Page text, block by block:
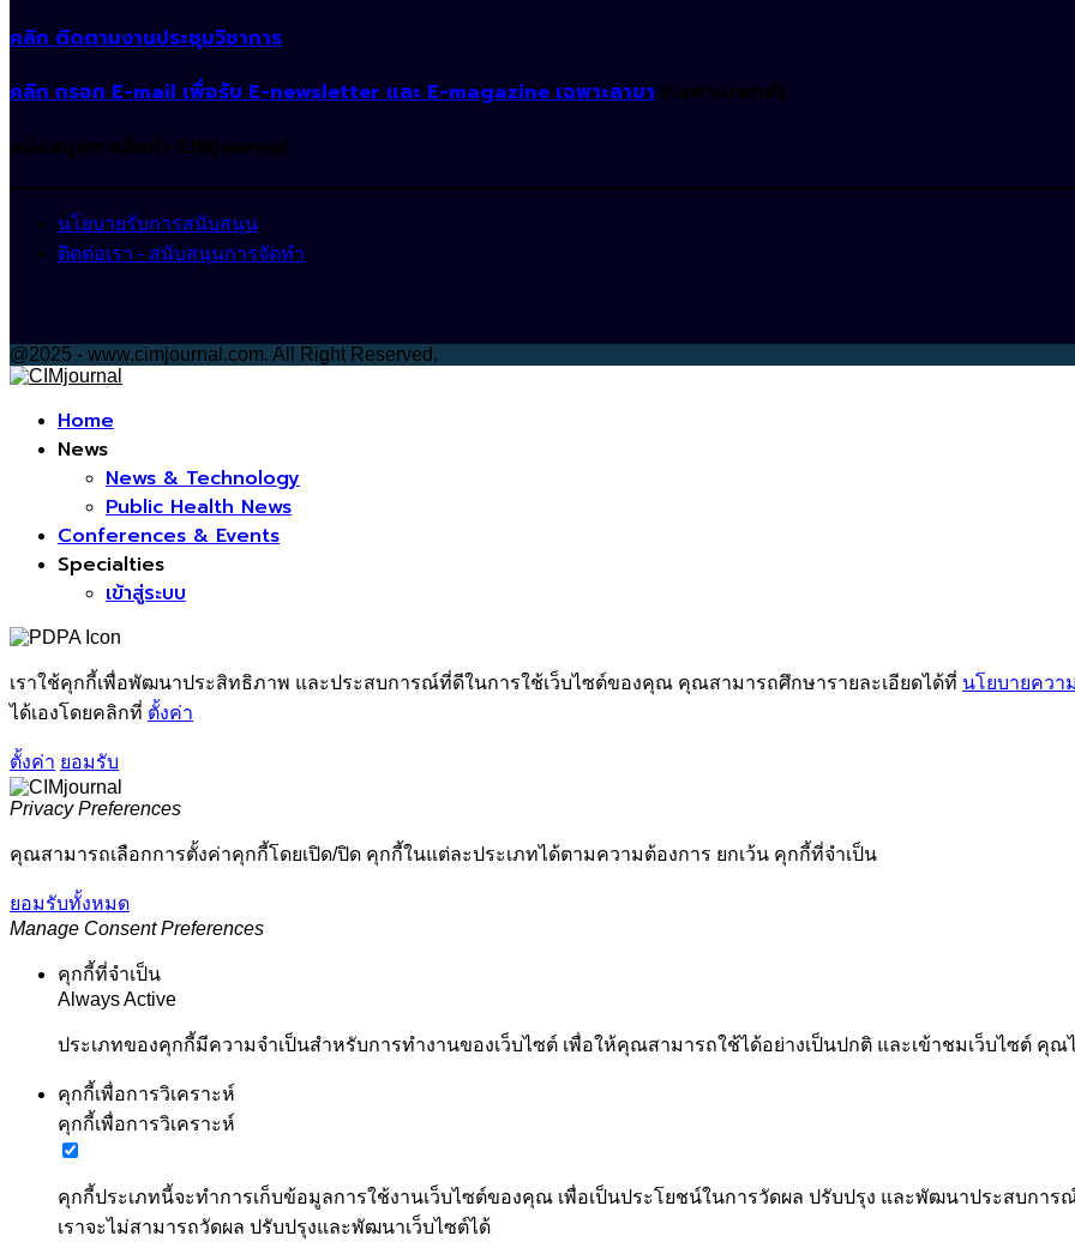
คลิก ติดตามงานประชุมวิชาการ
คลิก กรอก E-mail เพื่อรับ E-newsletter และ E-magazine เฉพาะสาขา (เฉพาะแพทย์)
สนับสนุนการจัดทำ CIMjournal
นโยบายรับการสนับสนุน
ติดต่อเรา - สนับสนุนการจัดทำ
@2025 - www.cimjournal.com. All Right Reserved.
Home
News
News & Technology
Public Health News
Conferences & Events
Specialties
เข้าสู่ระบบ
เราใช้คุกกี้เพื่อพัฒนาประสิทธิภาพ และประสบการณ์ที่ดีในการใช้เว็บไซต์ของคุณ คุณสามารถศึกษารายละเอียดได้ที่ นโยบายควา
ได้เองโดยคลิกที่ ตั้งค่า
ตั้งค่า ยอมรับ
Privacy Preferences
คุณสามารถเลือกการตั้งค่าคุกกี้โดยเปิด/ปิด คุกกี้ในแต่ละประเภทได้ตามความต้องการ ยกเว้น คุกกี้ที่จำเป็น
ยอมรับทั้งหมด
Manage Consent Preferences
คุกกี้ที่จำเป็น
Always Active
ประเภทของคุกกี้มีความจำเป็นสำหรับการทำงานของเว็บไซต์ เพื่อให้คุณสามารถใช้ได้อย่างเป็นปกติ และเข้าชมเว็บไซต์ คุ
คุกกี้เพื่อการวิเคราะห์
คุกกี้เพื่อการวิเคราะห์
คุกกี้ประเภทนี้จะทำการเก็บข้อมูลการใช้งานเว็บไซต์ของคุณ เพื่อเป็นประโยชน์ในการวัดผล ปรับปรุง และพัฒนาประสบกา
เราจะไม่สามารถวัดผล ปรับปรุงและพัฒนาเว็บไซต์ได้